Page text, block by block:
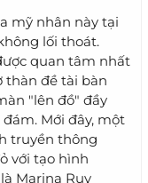
mỹ nhân này tại
lối thoát.
quan tâm nhất
thàn đề tài bàn
"lên đồ" đầy
Mới đây, một
truyền thông
với tạo hình
Marina Ruy